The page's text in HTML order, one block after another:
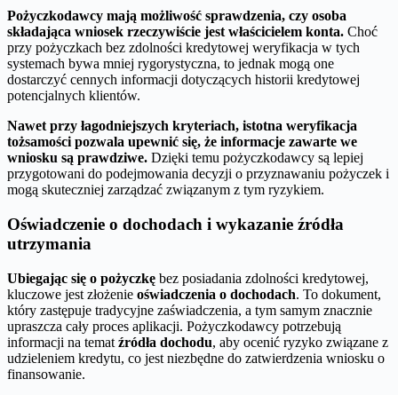
Pożyczkodawcy mają możliwość sprawdzenia, czy osoba
składająca wniosek rzeczywiście jest właścicielem konta. Choć
przy pożyczkach bez zdolności kredytowej weryfikacja w tych
systemach bywa mniej rygorystyczna, to jednak mogą one
dostarczyć cennych informacji dotyczących historii kredytowej
potencjalnych klientów.
Nawet przy łagodniejszych kryteriach, istotna weryfikacja
tożsamości pozwala upewnić się, że informacje zawarte we
wniosku są prawdziwe. Dzięki temu pożyczkodawcy są lepiej
przygotowani do podejmowania decyzji o przyznawaniu pożyczek i
mogą skuteczniej zarządzać związanym z tym ryzykiem.
Oświadczenie o dochodach i wykazanie źródła
utrzymania
Ubiegając się o pożyczkę bez posiadania zdolności kredytowej,
kluczowe jest złożenie oświadczenia o dochodach. To dokument,
który zastępuje tradycyjne zaświadczenia, a tym samym znacznie
upraszcza cały proces aplikacji. Pożyczkodawcy potrzebują
informacji na temat źródła dochodu, aby ocenić ryzyko związane z
udzieleniem kredytu, co jest niezbędne do zatwierdzenia wniosku o
finansowanie.